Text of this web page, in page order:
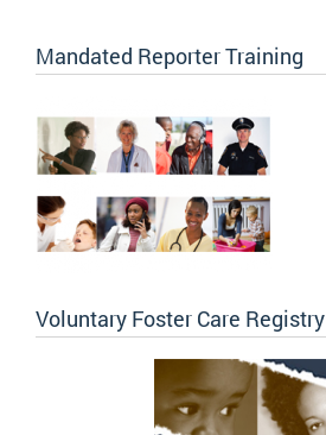
Mandated Reporter Training
Voluntary Foster Care Registry